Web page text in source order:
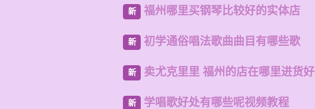
新 福州哪里买钢琴比较好的实体店
新 初学通俗唱法歌曲曲目有哪些歌
新 卖尤克里里 福州的店在哪里进货好
新 学唱歌好处有哪些呢视频教程